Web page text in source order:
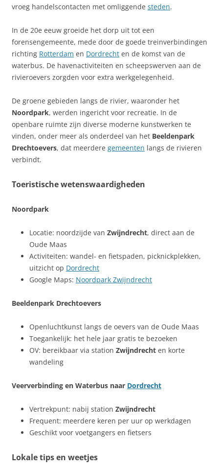
vroeg handelscontacten met omliggende steden.
In de 20e eeuw groeide het dorp uit tot een
forensengemeente, mede door de goede treinverbindingen
richting Rotterdam en Dordrecht en de komst van de
waterbus. De havenactiviteiten en scheepswerven aan de
rivieroevers zorgden voor extra werkgelegenheid.
De groene gebieden langs de rivier, waaronder het
Noordpark, werden ingericht voor recreatie. In de
openbare ruimte zijn diverse moderne kunstwerken te
vinden, onder meer als onderdeel van het Beeldenpark
Drechtoevers, dat meerdere gemeenten langs de rivieren
verbindt.
Toeristische wetenswaardigheden
Noordpark
Locatie: noordzijde van Zwijndrecht, direct aan de
Oude Maas
Activiteiten: wandel- en fietspaden, picknickplekken,
uitzicht op Dordrecht
Google Maps: Noordpark Zwijndrecht
Beeldenpark Drechtoevers
Openluchtkunst langs de oevers van de Oude Maas
Toegankelijk: het hele jaar gratis te bezoeken
OV: bereikbaar via station Zwijndrecht en korte
wandeling
Veerverbinding en Waterbus naar Dordrecht
Vertrekpunt: nabij station Zwijndrecht
Frequent: meerdere keren per uur op werkdagen
Geschikt voor voetgangers en fietsers
Lokale tips en weetjes